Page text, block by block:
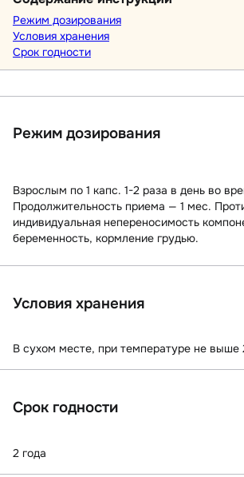
Режим дозирования
Условия хранения
Срок годности
Режим дозирования
Взрослым по 1 капс. 1-2 раза в день во
Продолжительность приема — 1 мес.
индивидуальная непереносимость
беременность, кормление грудью.
Условия хранения
В сухом месте, при температуре не выше
Срок годности
2 года